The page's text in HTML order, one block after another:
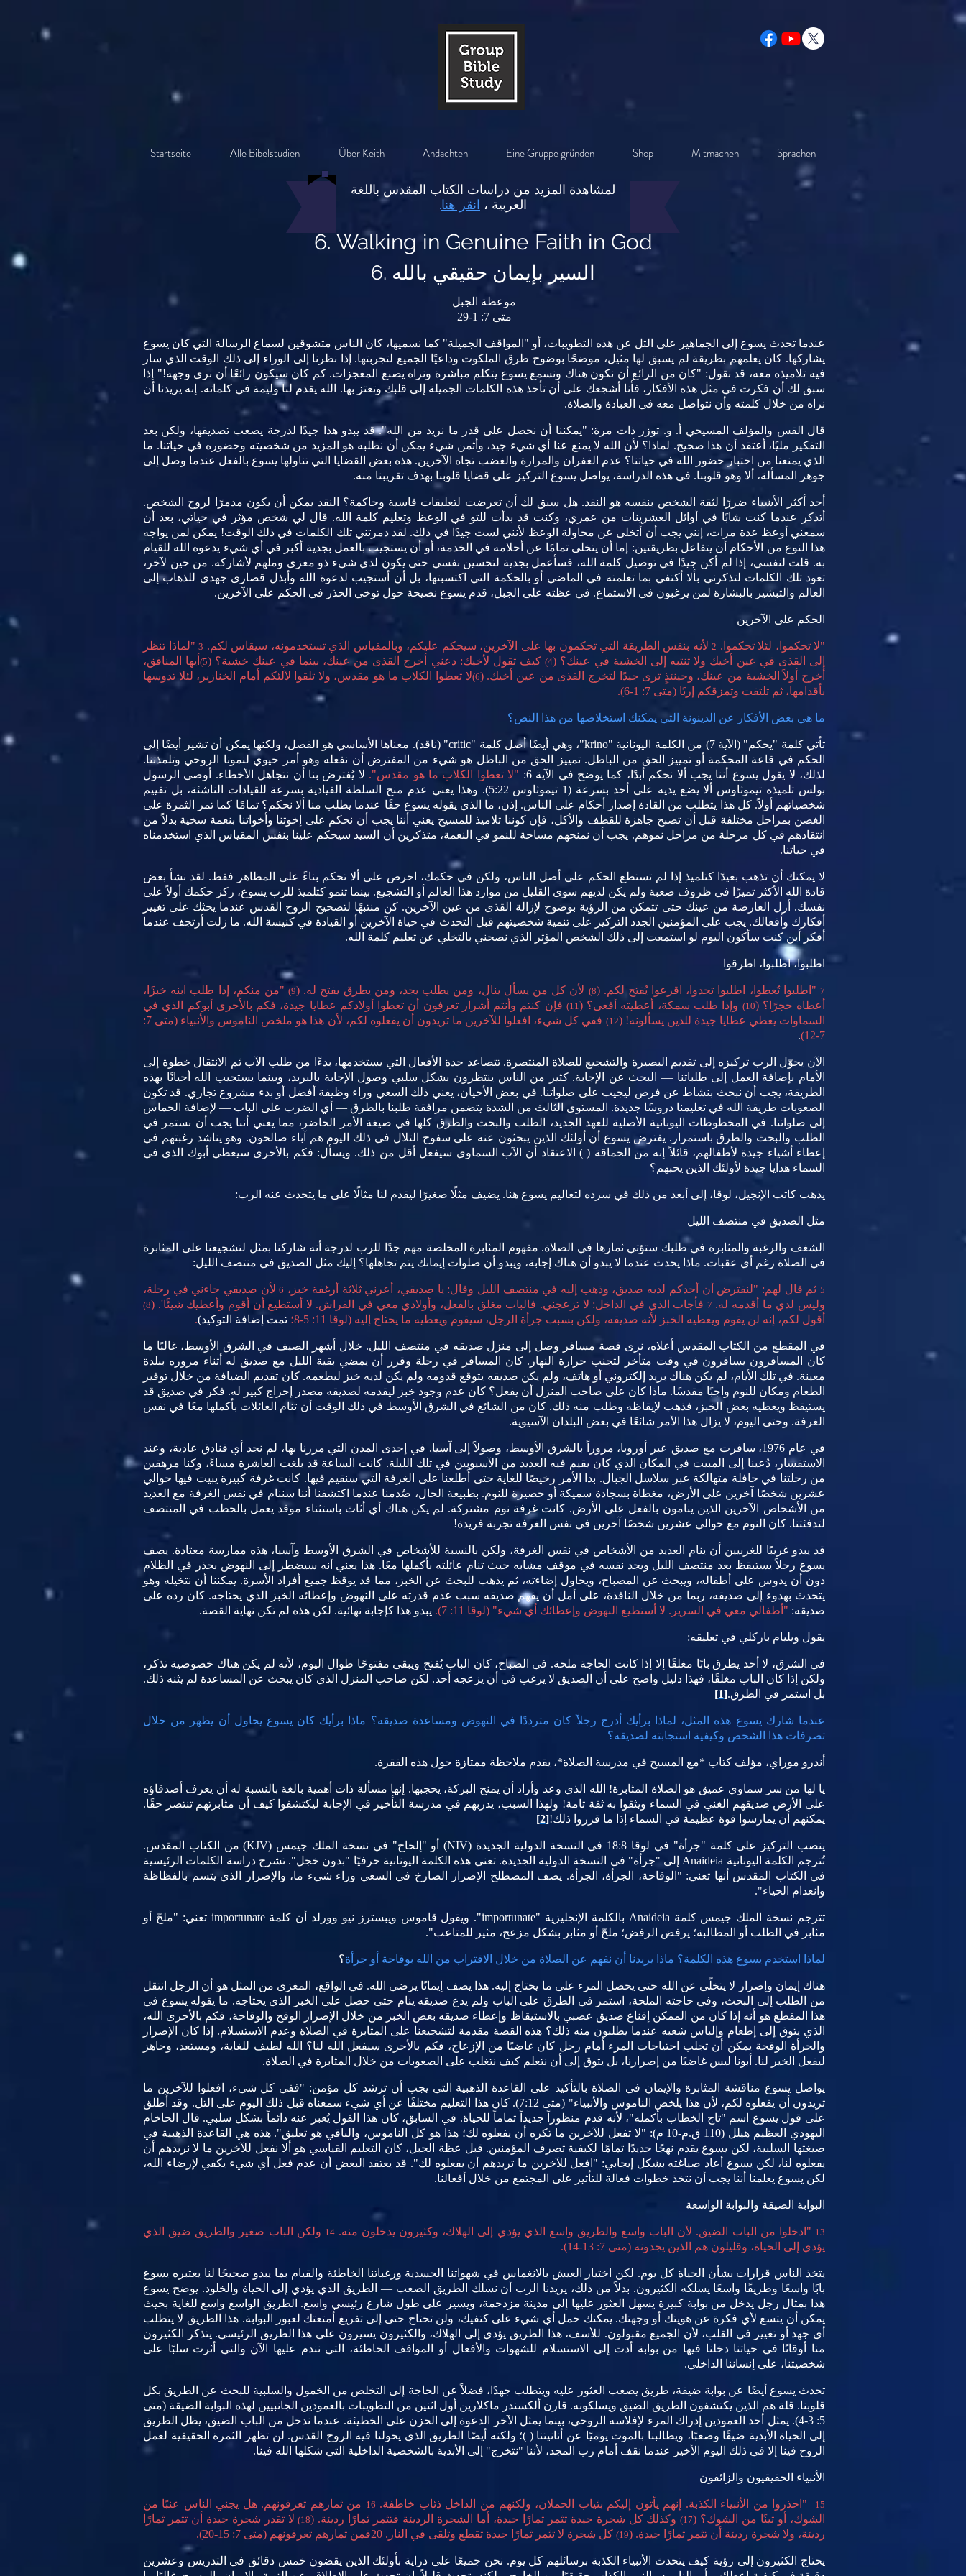
Startseite Alle Bibelstudien Über Keith Andachten Eine Gruppe gründen Shop Mitmachen Sprachen
لمشاهدة المزيد من دراسات الكتاب المقدس باللغة
العربية ، انقر هنا.
6. Walking in Genuine Faith in God
6. السير بإيمان حقيقي بالله
موعظة الجبل
متى 7: 1-29
عندما تحدث يسوع إلى الجماهير على التل عن هذه التطويبات، أو "المواقف الجميلة" كما نسميها، كان الناس متشوقين لسماع الرسالة التي كان يسوع
يشاركها. كان يعلمهم بطريقة لم يسبق لها مثيل، موضحًا بوضوح طرق الملكوت وداعيًا الجميع لتجربتها. إذا نظرنا إلى الوراء إلى ذلك الوقت الذي سار
فيه تلاميذه معه، قد نقول: "كان من الرائع أن نكون هناك ونسمع يسوع يتكلم مباشرة ونراه يصنع المعجزات. كم كان سيكون رائعًا أن نرى وجهه!" إذا
سبق لك أن فكرت في مثل هذه الأفكار، فأنا أشجعك على أن تأخذ هذه الكلمات الجميلة إلى قلبك وتعتز بها. الله يقدم لنا وليمة في كلماته. إنه يريدنا أن
نراه من خلال كلمته وأن نتواصل معه في العبادة والصلاة.
قال القس والمؤلف المسيحي أ. و. توزر ذات مرة: "يمكننا أن نحصل على قدر ما نريد من الله". قد يبدو هذا جيدًا لدرجة يصعب تصديقها، ولكن بعد
التفكير مليًا، أعتقد أن هذا صحيح. لماذا؟ لأن الله لا يمنع عنا أي شيء جيد، وأثمن شيء يمكن أن نطلبه هو المزيد من شخصيته وحضوره في حياتنا. ما
الذي يمنعنا من اختبار حضور الله في حياتنا؟ عدم الغفران والمرارة والغضب تجاه الآخرين. هذه بعض القضايا التي تناولها يسوع بالفعل عندما وصل إلى
جوهر المسألة، ألا وهو قلوبنا. في هذه الدراسة، يواصل يسوع التركيز على قضايا قلوبنا بهدف تقريبنا منه.
أحد أكثر الأشياء ضررًا لثقة الشخص بنفسه هو النقد. هل سبق لك أن تعرضت لتعليقات قاسية وحاكمة؟ النقد يمكن أن يكون مدمرًا لروح الشخص.
أتذكر عندما كنت شابًا في أوائل العشرينات من عمري، وكنت قد بدأت للتو في الوعظ وتعليم كلمة الله. قال لي شخص مؤثر في حياتي، بعد أن
سمعني أوعظ عدة مرات، إنني يجب أن أتخلى عن محاولة الوعظ لأنني لست جيدًا في ذلك. لقد دمرتني تلك الكلمات في ذلك الوقت! يمكن لمن يواجه
هذا النوع من الأحكام أن يتفاعل بطريقتين: إما أن يتخلى تمامًا عن أحلامه في الخدمة، أو أن يستجيب بالعمل بجدية أكبر في أي شيء يدعوه الله للقيام
به. قلت لنفسي، إذا لم أكن جيدًا في توصيل كلمة الله، فسأعمل بجدية لتحسين نفسي حتى يكون لدي شيء ذو مغزى وملهم لأشاركه. من حين لآخر،
تعود تلك الكلمات لتذكرني بألا أكتفي بما تعلمته في الماضي أو بالحكمة التي اكتسبتها، بل أن أستجيب لدعوة الله وأبذل قصارى جهدي للذهاب إلى
العالم والتبشير بالبشارة لمن يرغبون في الاستماع. في عظته على الجبل، قدم يسوع نصيحة حول توخي الحذر في الحكم على الآخرين.
الحكم على الآخرين
"لا تحكموا، لئلا تحكموا. 2 لأنه بنفس الطريقة التي تحكمون بها على الآخرين، سيحكم عليكم، وبالمقياس الذي تستخدمونه، سيقاس لكم. 3 "لماذا تنظر
إلى القذى في عين أخيك ولا تنتبه إلى الخشبة في عينك؟ (4) كيف تقول لأخيك: دعني أخرج القذى من عينك، بينما في عينك خشبة؟ (5) أيها المنافق،
أخرج أولاً الخشبة من عينك، وحينئذٍ ترى جيدًا لتخرج القذى من عين أخيك. (6) لا تعطوا الكلاب ما هو مقدس، ولا تلقوا لآلئكم أمام الخنازير، لئلا تدوسها
بأقدامها، ثم تلتفت وتمزقكم إربًا (متى 7:
ما هي بعض الأفكار عن الدينونة التي يمكنك استخلاصها من هذا النص؟
تأتي كلمة "يحكم" (الآية 7) من الكلمة اليونانية "krino"، وهي أيضًا أصل كلمة "critic" (ناقد). معناها الأساسي هو الفصل، ولكنها يمكن أن تشير أيضًا إلى
الحكم في قاعة المحكمة أو تمييز الحق من الباطل. تمييز الحق من الباطل هو شيء من المفترض أن نفعله وهو أمر حيوي لنمونا الروحي وتلمذتنا.
لذلك، لا يقول يسوع أننا يجب ألا نحكم أبدًا، كما يوضح في الآية 6:
"لا تعطوا الكلاب ما هو مقدس". لا يُفترض بنا أن نتجاهل الأخطاء. أوصى الرسول
بولس تلميذه تيموثاوس ألا يضع يديه على أحد بسرعة (1 تيموثاوس 5:22). وهذا يعني عدم منح السلطة القيادية بسرعة للقيادات الناشئة، بل تقييم
شخصياتهم أولاً. كل هذا يتطلب من القادة إصدار أحكام على الناس. إذن، ما الذي يقوله يسوع حقًا عندما يطلب منا ألا نحكم؟ تمامًا كما تمر الثمرة على
الغصن بمراحل مختلفة قبل أن تصبح جاهزة للقطف والأكل، فإن كوننا تلاميذ للمسيح يعني أننا يجب أن نحكم على إخوتنا وأخواتنا بنعمة سخية بدلاً من
انتقادهم في كل مرحلة من مراحل نموهم. يجب أن نمنحهم مساحة للنمو في النعمة، متذكرين أن السيد سيحكم علينا بنفس المقياس الذي استخدمناه
في حياتنا.
لا يمكنك أن تذهب بعيدًا كتلميذ إذا لم تستطع الحكم على أصل الناس، ولكن في حكمك، احرص على ألا تحكم بناءً على المظاهر فقط. لقد نشأ بعض
قادة الله الأكثر تميزًا في ظروف صعبة ولم يكن لديهم سوى القليل من موارد هذا العالم أو التشجيع. بينما تنمو كتلميذ للرب يسوع، ركز حكمك أولاً على
نفسك. أزل العارضة من عينك حتى تتمكن من الرؤية بوضوح لإزالة القذى من عين الآخرين. كن منتبهًا لتصحيح الروح القدس عندما يحثك على تغيير
أفكارك وأفعالك. يجب على المؤمنين الجدد التركيز على تنمية شخصيتهم قبل التحدث في حياة الآخرين أو القيادة في كنيسة الله. ما زلت أرتجف عندما
أفكر أين كنت سأكون اليوم لو استمعت إلى ذلك الشخص المؤثر الذي نصحني بالتخلي عن تعليم كلمة الله.
اطلبوا، اطلبوا، اطرقوا
7"اطلبوا تُعطوا، اطلبوا تجدوا، اقرعوا يُفتح لكم. (8) لأن كل من يسأل ينال، ومن يطلب يجد، ومن يطرق يفتح له. (9) "من منكم، إذا طلب ابنه خبزًا،
أعطاه حجرًا؟ (10) وإذا طلب سمكة، أعطيته أفعى؟ (11)
فإن كنتم وأنتم أشرار تعرفون أن تعطوا أولادكم عطايا جيدة، فكم بالأحرى أبوكم الذي في
السماوات يعطي عطايا جيدة للذين يسألونه! (12)
ففي كل شيء، افعلوا للآخرين ما تريدون أن يفعلوه لكم، لأن هذا هو ملخص الناموس والأنبياء (متى 7:
7-12)
.
الآن يحوّل الرب تركيزه إلى تقديم البصيرة والتشجيع للصلاة المنتصرة. تتصاعد حدة الأفعال التي يستخدمها، بدءًا من طلب الآب ثم الانتقال خطوة إلى
الأمام بإضافة العمل إلى طلباتنا — البحث عن الإجابة. كثير من الناس ينتظرون بشكل سلبي وصول الإجابة بالبريد، وبينما يستجيب الله أحيانًا بهذه
الطريقة، يجب أن نبحث بنشاط عن فرص ليجيب على صلواتنا. في بعض الأحيان، يعني ذلك السعي وراء وظيفة أفضل أو بدء مشروع تجاري. قد تكون
الصعوبات طريقة الله في تعليمنا دروسًا جديدة. المستوى الثالث من الشدة يتضمن مرافقة طلبنا بالطرق — أي الضرب على الباب — لإضافة الحماس
إلى صلواتنا. في المخطوطات اليونانية الأصلية للعهد الجديد، الطلب والبحث والطرق كلها في صيغة الأمر الحاضر، مما يعني أننا يجب أن نستمر في
الطلب والبحث والطرق باستمرار. يفترض يسوع أن أولئك الذين يبحثون عنه على سفوح التلال في ذلك اليوم هم آباء صالحون. وهو يناشد رغبتهم في
إعطاء أشياء جيدة لأطفالهم، قائلاً إنه من الحماقة ( ) الاعتقاد أن الآب السماوي سيفعل أقل من ذلك. ويسأل: فكم بالأحرى سيعطي أبوك الذي في
السماء هدايا جيدة لأولئك الذين يحبهم؟
يذهب كاتب الإنجيل، لوقا، إلى أبعد من ذلك في سرده لتعاليم يسوع هنا. يضيف مثلًا صغيرًا ليقدم لنا مثالًا على ما يتحدث عنه الرب:
مثل الصديق في منتصف الليل
الشغف والرغبة والمثابرة في طلبك ستؤتي ثمارها في الصلاة. مفهوم المثابرة المخلصة مهم جدًا للرب لدرجة أنه شاركنا بمثل لتشجيعنا على المثابرة
في الصلاة رغم أي عقبات. ماذا يحدث عندما لا يبدو أن هناك إجابة، ويبدو أن صلوات إيمانك يتم تجاهلها؟ إليك مثل الصديق في منتصف الليل:
5ثم قال لهم: "لنفترض أن أحدكم لديه صديق، وذهب إليه في منتصف الليل وقال: يا صديقي، أعرني ثلاثة أرغفة خبز، 6لأن صديقي جاءني في رحلة،
وليس لدي ما أقدمه له. 7 فأجاب الذي في الداخل: لا تزعجني. فالباب مغلق بالفعل، وأولادي معي في الفراش. لا أستطيع أن أقوم وأعطيك شيئًا'. (8)
أقول لكم، إنه لن يقوم ويعطيه الخبز لأنه صديقه، ولكن بسبب جرأة الرجل، سيقوم ويعطيه ما يحتاج إليه (لوقا 11: 5-8؛ تمت إضافة التوكيد).
في المقطع من الكتاب المقدس أعلاه، نرى قصة مسافر وصل إلى منزل صديقه في منتصف الليل. خلال أشهر الصيف في الشرق الأوسط، غالبًا ما
كان المسافرون يسافرون في وقت متأخر لتجنب حرارة النهار. كان المسافر في رحلة وقرر أن يمضي بقية الليل مع صديق له أثناء مروره ببلدة
معينة. في تلك الأيام، لم يكن هناك بريد إلكتروني أو هاتف، ولم يكن صديقه يتوقع قدومه ولم يكن لديه خبز ليطعمه. كان تقديم الضيافة من خلال توفير
الطعام ومكان للنوم واجبًا مقدسًا. ماذا كان على صاحب المنزل أن يفعل؟ كان عدم وجود خبز ليقدمه لصديقه مصدر إحراج كبير له. فكر في صديق قد
يستيقظ ويعطيه بعض الخبز، فذهب لإيقاظه وطلب منه ذلك. كان من الشائع في الشرق الأوسط في ذلك الوقت أن تنام العائلات بأكملها معًا في نفس
الغرفة. وحتى اليوم، لا يزال هذا الأمر شائعًا في بعض البلدان الآسيوية.
في عام 1976، سافرت مع صديق عبر أوروبا، مروراً بالشرق الأوسط، وصولاً إلى آسيا. في إحدى المدن التي مررنا بها، لم نجد أي فنادق عادية، وعند
الاستفسار، دُعينا إلى المبيت في المكان الذي كان يقيم فيه العديد من الآسيويين في تلك الليلة. كانت الساعة قد بلغت العاشرة مساءً، وكنا مرهقين
من رحلتنا في حافلة متهالكة عبر سلاسل الجبال. بدا الأمر رخيصًا للغاية حتى أُطلعنا على الغرفة التي سنقيم فيها. كانت غرفة كبيرة يبيت فيها حوالي
عشرين شخصًا آخرين على الأرض، مغطاة بسجادة سميكة أو حصيرة للنوم. بطبيعة الحال، صُدمنا عندما اكتشفنا أننا سننام في نفس الغرفة مع العديد
من الأشخاص الآخرين الذين ينامون بالفعل على الأرض. كانت غرفة نوم مشتركة. لم يكن هناك أي أثاث باستثناء موقد يعمل بالحطب في المنتصف
لتدفئتنا. كان النوم مع حوالي عشرين شخصًا آخرين في نفس الغرفة تجربة فريدة!
قد يبدو غريبًا للغربيين أن ينام العديد من الأشخاص في نفس الغرفة، ولكن بالنسبة للأشخاص في الشرق الأوسط وآسيا، هذه ممارسة معتادة. يصف
يسوع رجلاً يستيقظ بعد منتصف الليل ويجد نفسه في موقف مشابه حيث تنام عائلته بأكملها معًا. هذا يعني أنه سيضطر إلى النهوض بحذر في الظلام
دون أن يدوس على أطفاله، ويبحث عن المصباح، ويحاول إضاءته، ثم يذهب للبحث عن الخبز، مما قد يوقظ جميع أفراد الأسرة. يمكننا أن نتخيله وهو
يتحدث بهدوء إلى صديقه، ربما من خلال النافذة، على أمل أن يفهم صديقه سبب عدم قدرته على النهوض وإعطائه الخبز الذي يحتاجه. كان رده على
صديقه: "أطفالي معي في السرير. لا أستطيع النهوض وإعطائك أي شيء" (لوقا 11: 7). يبدو هذا كإجابة نهائية. لكن هذه لم تكن نهاية القصة.
يقول ويليام باركلي في تعليقه:
في الشرق، لا أحد يطرق بابًا مغلقًا إلا إذا كانت الحاجة ملحة. في الصباح، كان الباب يُفتح ويبقى مفتوحًا طوال اليوم، لأنه لم يكن هناك خصوصية تذكر،
ولكن إذا كان الباب مغلقًا، فهذا دليل واضح على أن الصديق لا يرغب في أن يزعجه أحد. لكن صاحب المنزل الذي كان يبحث عن المساعدة لم يثنه ذلك.
بل استمر في الطرق.[1]
عندما شارك يسوع هذه المثل، لماذا برأيك أدرج رجلاً كان مترددًا في النهوض ومساعدة صديقه؟ ماذا برأيك كان يسوع يحاول أن يظهر من خلال
تصرفات هذا الشخص وكيفية استجابته لصديقه؟
أندرو موراي، مؤلف كتاب *مع المسيح في مدرسة الصلاة*، يقدم ملاحظة ممتازة حول هذه الفقرة.
يا لها من سر سماوي عميق هو الصلاة المثابرة! الله الذي وعد وأراد أن يمنح البركة، يحجبها. إنها مسألة ذات أهمية بالغة بالنسبة له أن يعرف أصدقاؤه
على الأرض صديقهم الغني في السماء ويثقوا به ثقة تامة! ولهذا السبب، يدربهم في مدرسة التأخير في الإجابة ليكتشفوا كيف أن مثابرتهم تنتصر حقًا.
يمكنهم أن يمارسوا قوة عظيمة في السماء إذا ما قرروا ذلك![2]
ينصب التركيز على كلمة "جرأة" في لوقا 18:8 في النسخة الدولية الجديدة (NIV) أو "إلحاح" في نسخة الملك جيمس (KJV) من الكتاب المقدس.
تُترجم الكلمة اليونانية Anaideia إلى "جرأة" في النسخة الدولية الجديدة. تعني هذه الكلمة اليونانية حرفيًا "بدون خجل". تشرح دراسة الكلمات الرئيسية
في الكتاب المقدس أنها تعني: "الوقاحة، الجرأة، الجرأة. يصف المصطلح الإصرار الصارخ في السعي وراء شيء ما، والإصرار الذي يتسم بالفظاظة
وانعدام الحياء".
تترجم نسخة الملك جيمس كلمة Anaideia بالكلمة الإنجليزية "importunate". ويقول قاموس ويبسترز نيو وورلد أن كلمة importunate تعني: "ملحّ أو
مثابر في الطلب أو المطالبة؛ يرفض الرفض؛ ملحّ أو مثابر بشكل مزعج، مثير للمتاعب".
لماذا استخدم يسوع هذه الكلمة؟ ماذا يريدنا أن نفهم عن الصلاة من خلال الاقتراب من الله بوقاحة أو جرأة؟
هناك إيمان وإصرار لا يتخلّى عن الله حتى يحصل المرء على ما يحتاج إليه. هذا يصف إيمانًا يرضي الله. في الواقع، المغزى من المثل هو أن الرجل انتقل
من الطلب إلى البحث، وفي حاجته الملحة، استمر في الطرق على الباب ولم يدع صديقه ينام حتى حصل على الخبز الذي يحتاجه. ما يقوله يسوع في
هذا المقطع هو أنه إذا كان من الممكن إقناع صديق عصبي بالاستيقاظ وإعطاء صديقه بعض الخبز من خلال الإصرار الوقح والوقاحة، فكم بالأحرى الله،
الذي يتوق إلى إطعام وإلباس شعبه عندما يطلبون منه ذلك؟ هذه القصة مقدمة لتشجيعنا على المثابرة في الصلاة وعدم الاستسلام. إذا كان الإصرار
والجرأة الوقحة يمكن أن تجلب احتياجات المرء أمام رجل كان غاضبًا من الإزعاج، فكم بالأحرى سيفعل الله لنا؟ الله لطيف للغاية، ومستعد، وجاهز
ليفعل الخير لنا. أبونا ليس غاضبًا من إصرارنا، بل يتوق إلى أن نتعلم كيف نتغلب على الصعوبات من خلال المثابرة في الصلاة.
يواصل يسوع مناقشة المثابرة والإيمان في الصلاة بالتأكيد على القاعدة الذهبية التي يجب أن ترشد كل مؤمن: "ففي كل شيء، افعلوا للآخرين ما
تريدون أن يفعلوه لكم، لأن هذا يلخص الناموس والأنبياء" (متى 7:12). كان هذا التعليم مختلفًا عن أي شيء سمعناه قبل ذلك اليوم على التل. وقد أُطلق
على قول يسوع اسم "تاج الخطاب بأكمله"، لأنه قدم منظوراً جديداً تماماً للحياة. في السابق، كان هذا القول يُعبر عنه دائماً بشكل سلبي. قال الحاخام
اليهودي العظيم هيلل (110 ق.م-10 م): "لا تفعل للآخرين ما تكره أن يفعلوه لك؛ هذا هو كل الناموس، والباقي هو تعليق". هذه هي القاعدة الذهبية في
صيغتها السلبية، لكن يسوع يقدم نهجًا جديدًا تمامًا لكيفية تصرف المؤمنين. قبل عظة الجبل، كان التعليم القياسي هو ألا نفعل للآخرين ما لا نريدهم أن
يفعلوه لنا، لكن يسوع أعاد صياغته بشكل إيجابي: "افعل للآخرين ما تريدهم أن يفعلوه لك". قد يعتقد البعض أن عدم فعل أي شيء يكفي لإرضاء الله،
لكن يسوع يعلمنا أننا يجب أن نتخذ خطوات فعالة للتأثير على المجتمع من خلال أفعالنا.
البوابة الضيقة والبوابة الواسعة
13 "ادخلوا من الباب الضيق. لأن الباب واسع والطريق واسع الذي يؤدي إلى الهلاك، وكثيرون يدخلون منه.14 ولكن الباب صغير والطريق ضيق الذي
يؤدي إلى الحياة، وقليلون هم الذين يجدونه (متى 7: 13-14).
يتخذ الناس قرارات بشأن الحياة كل يوم. لكن اختيار العيش بالانغماس في شهواتنا الجسدية ورغباتنا الخاطئة والقيام بما يبدو صحيحًا لنا يعتبره يسوع
بابًا واسعًا وطريقًا واسعًا يسلكه الكثيرون. بدلاً من ذلك، يريدنا الرب أن نسلك الطريق الصعب — الطريق الذي يؤدي إلى الحياة والخلود. يوضح يسوع
هذا بمثال رجل يدخل من بوابة كبيرة يسهل العثور عليها إلى مدينة مزدحمة، ويسير على طول شارع رئيسي واسع. الطريق الواسع واسع للغاية بحيث
يمكن أن يتسع لأي فكرة عن هويتك أو وجهتك. يمكنك حمل أي شيء على كتفيك، ولن تحتاج حتى إلى تفريغ أمتعتك لعبور البوابة. هذا الطريق لا يتطلب
أي جهد أو تغيير في القلب، لأن الجميع مقبولون. للأسف، هذا الطريق يؤدي إلى الهلاك، والكثيرون يسيرون على هذا الطريق الرئيسي. يتذكر الكثيرون
منا أوقاتًا في حياتنا دخلنا فيها من بوابة أدت إلى الاستسلام للشهوات والأفعال أو المواقف الخاطئة، التي نندم عليها الآن والتي أثرت سلبًا على
شخصيتنا، على إنساننا الداخلي.
تحدث يسوع أيضًا عن بوابة ضيقة، طريق يصعب العثور عليه ويتطلب جهدًا، فضلاً عن الحاجة إلى التخلص من الخمول والسلبية للبحث عن الطريق بكل
قلوبنا. قلة هم الذين يكتشفون الطريق الضيق ويسلكونه. قارن ألكسندر ماكلارين أول اثنين من التطويبات بالعمودين الجانبيين لهذه البوابة الضيقة (متى
5: 3-4). يمثل أحد العمودين إدراك المرء لإفلاسه الروحي، بينما يمثل الآخر الدعوة إلى الحزن على الخطيئة. عندما ندخل من الباب الضيق، يظل الطريق
إلى الحياة الأبدية ضيقًا وصعبًا، ويطالبنا بالموت يوميًا عن أنانيتنا ( )؛ ولكنه أيضًا الطريق الذي يحولنا فيه الروح القدس. لن تظهر الثمرة الحقيقية لعمل
الروح فينا إلا في ذلك اليوم الأخير عندما نقف أمام رب المجد، لأننا "نتخرج" إلى الأبدية بالشخصية الداخلية التي شكلها الله فينا.
الأنبياء الحقيقيون والزائفون
15 "احذروا من الأنبياء الكذبة. إنهم يأتون إليكم بثياب الحملان، ولكنهم من الداخل ذئاب خاطفة. 16 من ثمارهم تعرفونهم. هل يجني الناس عنبًا من
الشوك، أو تينًا من الشوك؟ (17) وكذلك كل شجرة جيدة تثمر ثمارًا جيدة، أما الشجرة الرديئة فتثمر ثمارًا رديئة. (18) لا تقدر شجرة جيدة أن تثمر ثمارًا
رديئة، ولا شجرة رديئة أن تثمر ثمارًا جيدة. (19) كل شجرة لا تثمر ثمارًا جيدة تقطع وتلقى في النار. 20فمن ثمارهم تعرفونهم (متى 7: 15-20).
يحتاج الكثيرون إلى رؤية كيف يتحدث الأنبياء الكذبة برسائلهم كل يوم. نحن جميعًا على دراية بأولئك الذين يقضون خمس دقائق في التدريس وعشرين